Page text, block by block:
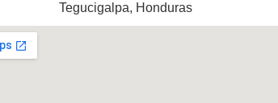
Tegucigalpa, Honduras